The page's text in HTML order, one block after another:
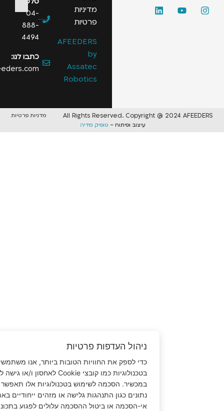
4494
info@afeeders.com
AFEEDERS
Robotics
All Rights Reserved. Copyright @ 2024
מדניות פרטיות
עיצוב ופיתוח –טופיק מדיה
ניהול העדפות פרטיות
כדי לספק את החוויות הטובות ביותר, אנו משתמשים
בטכנולוגיות כמו קובצי Cookie לאחסון ו/או גישה למידע
במכשיר. הסכמה לשימוש בטכנולוגיות אלו תאפשר לנו לעבד
נתונים כגון התנהגות גלישה או מזהים ייחודיים באתר זה.
אי-הסכמה או ביטול ההסכמה עלולים לפגוע בתכונות